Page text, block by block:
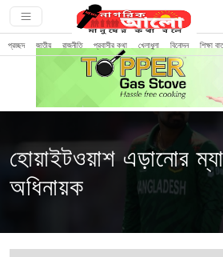
প্রচ্ছদ জাতীয় রাজনীতি প্রবাসীর কথা খেলাধুলা বিনোদন শিক্ষা
হোয়াইটওয়াশ এড়ানোর
অধিনায়ক